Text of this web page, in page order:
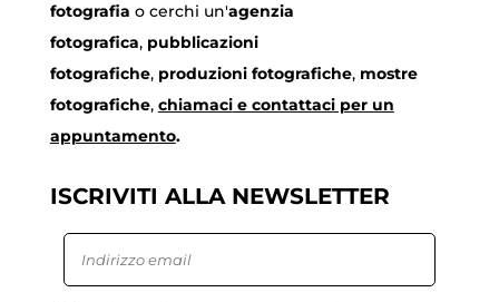
fotografia o cerchi un'agenzia
fotografica, pubblicazioni
fotografiche, produzioni fotografiche, mostre
fotografiche, chiamacie contattaci per un
appuntamento.
ISCRIVITI ALLA NEWSLETTER